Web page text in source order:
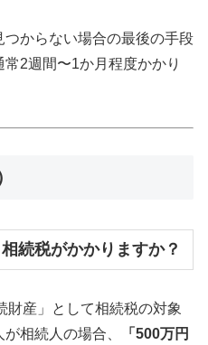
からない場合の最後の手段
2週間〜1か月程度かかり
続税がかかりますか？
財産」として相続税の対象
相続人の場合、
「500万円